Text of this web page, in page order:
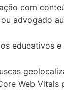
com
advogado
educativos
Web Vitals